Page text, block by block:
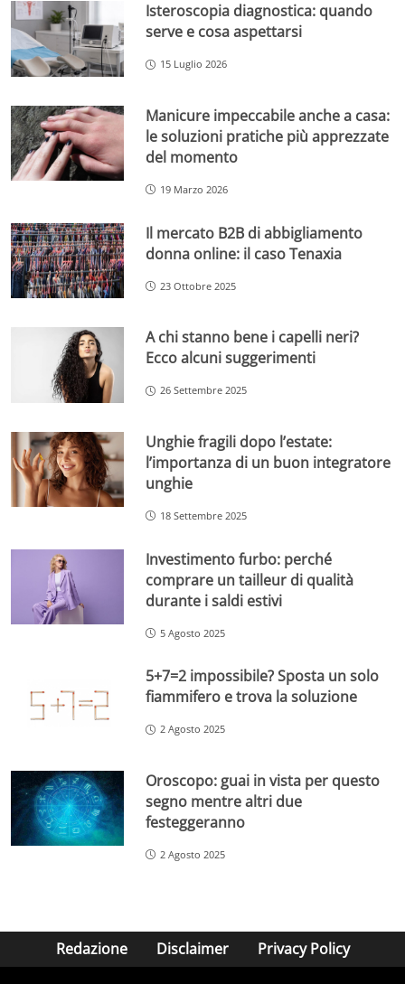
Isteroscopia diagnostica: quando
serve e cosa aspettarsi
15 Luglio 2026
Manicure impeccabile anche a casa:
le soluzioni pratiche più apprezzate
del momento
19 Marzo 2026
Il mercato B2B di abbigliamento
donna online: il caso Tenaxia
23 Ottobre 2025
A chi stanno bene i capelli neri?
Ecco alcuni suggerimenti
26 Settembre 2025
Unghie fragili dopo l’estate:
l’importanza di un buon integratore
unghie
18 Settembre 2025
Investimento furbo: perché
comprare un tailleur di qualità
durante i saldi estivi
5 Agosto 2025
5+7=2 impossibile? Sposta un solo
fiammifero e trova la soluzione
2 Agosto 2025
Oroscopo: guai in vista per questo
segno mentre altri due
festeggeranno
2 Agosto 2025
Redazione Disclaimer Privacy Policy